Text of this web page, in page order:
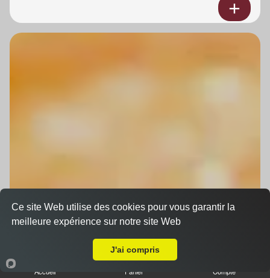
Accueil Panier Compte
Ce site Web utilise des cookies pour vous garantir la
meilleure expérience sur notre site Web
J'ai compris